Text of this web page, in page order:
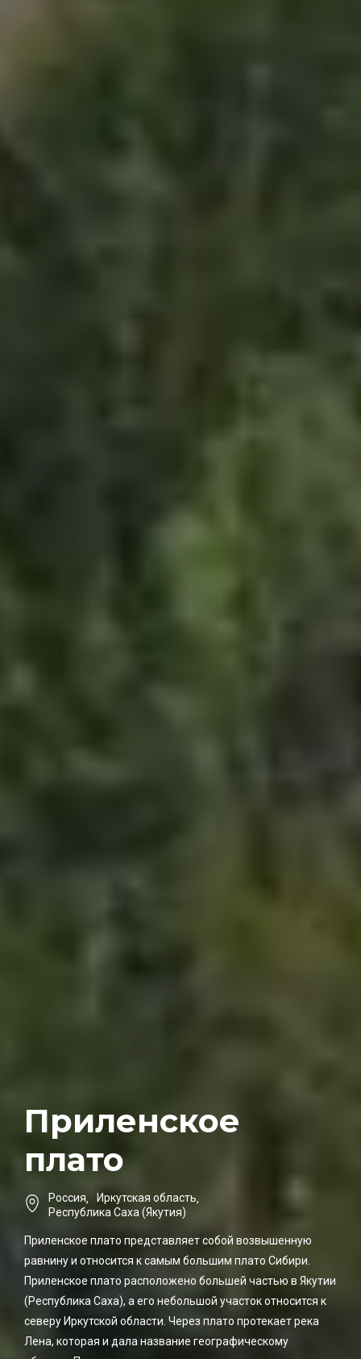
Приленское
плато
Россия, Иркутская область,
Республика Саха (Якутия)
Приленское плато представляет собой возвышенную
равнину и относится к самым большим плато Сибири.
Приленское плато расположено большей частью в Якутии
(Республика Саха), а его небольшой участок относится к
северу Иркутской области. Через плато протекает река
Лена, которая и дала название географическому